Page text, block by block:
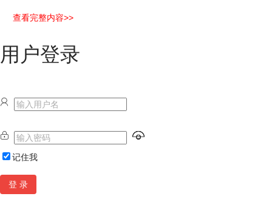
查看完整内容>>
用户登录

 
记住我